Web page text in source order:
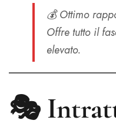
💰Ottimo
Offre tutto il
elevato.
🎭